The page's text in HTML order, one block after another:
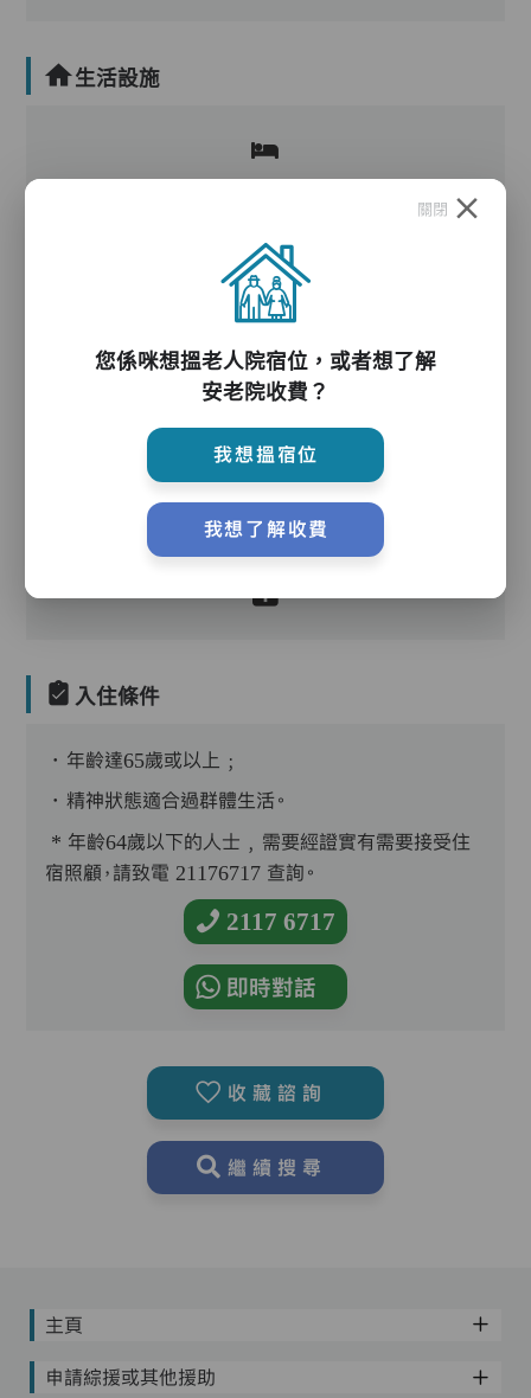
生活設施
護理服務
護理評估、執藥、核派藥、量度生命表徵、協助沐
入住條件
．年齡達65歲或以上﹔
．精神狀態適合過群體生活。
* 年齡64歲以下的人士﹐需要經證實有需要接受住
宿照顧，請致電 21176717 查詢。
2117 6717
即時對話
收藏諮詢
繼續搜尋
主頁
申請綜援或其他援助
關閉
您係咪想搵老人院宿位，或者想了解
安老院收費？
我想搵宿位
我想了解收費